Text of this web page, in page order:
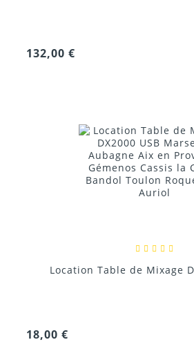
132,00 €
Location Table de Mixage
18,00 €